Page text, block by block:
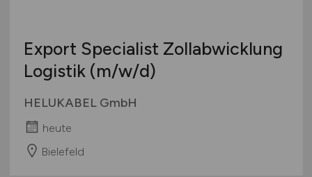
Export Specialist Zollabwicklung
Logistik (m/w/d)
HELUKABEL GmbH
heute
Bielefeld